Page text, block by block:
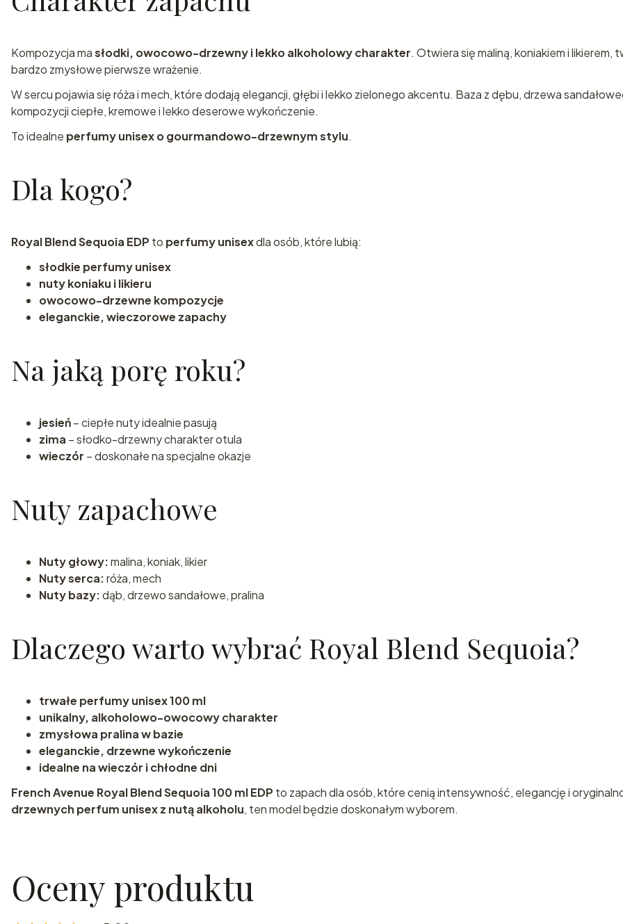
Kompozycja masłodki, owocowo-drzewny i lekko alkoholowy charakter. Otwiera się maliną, koniakiem i
bardzo zmysłowe pierwsze wrażenie.
W sercu pojawia się róża i mech, które dodają elegancji, głębi i lekko zielonego akcentu. Baza z dębu, drzewa
kompozycji ciepłe, kremowe i lekko deserowe wykończenie.
To idealne perfumy unisex o gourmandowo-drzewnym stylu.
Dla kogo?
Royal Blend Sequoia EDP to perfumy unisexdla osób, które lubią:
słodkie perfumy unisex
nuty koniaku i likieru
owocowo-drzewne kompozycje
eleganckie, wieczorowe zapachy
Na jaką porę roku?
jesień– ciepłe nuty idealnie pasują
zima – słodko-drzewny charakter otula
wieczór – doskonałe na specjalne okazje
Nuty zapachowe
Nuty głowy:malina, koniak, likier
Nuty serca:róża, mech
Nuty bazy:dąb, drzewo sandałowe, pralina
Dlaczego warto wybrać Royal Blend Sequoia?
trwałe perfumy unisex 100 ml
unikalny, alkoholowo-owocowy charakter
zmysłowa pralina w bazie
eleganckie, drzewne wykończenie
idealne na wieczór i chłodne dni
French Avenue Royal Blend Sequoia 100 ml EDP to zapach dla osób, które cenią intensywność, elegancję i
drzewnych perfum unisex z nutą alkoholu, ten model będzie doskonałym wyborem.
Oceny produktu
kod rabatowy 12 % na